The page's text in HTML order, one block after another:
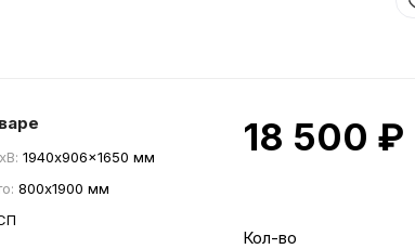
1940x906x1650 мм
800x1900 мм
18 500 ₽
Кол-во